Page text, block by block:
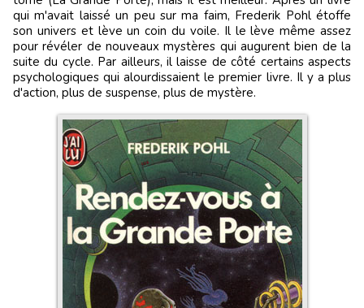
qui m'avait laissé un peu sur ma faim, Frederik Pohl étoffe
son univers et lève un coin du voile. Il le lève même assez
pour révéler de nouveaux mystères qui augurent bien de la
suite du cycle. Par ailleurs, il laisse de côté certains aspects
psychologiques qui alourdissaient le premier livre. Il y a plus
d'action, plus de suspense, plus de mystère.